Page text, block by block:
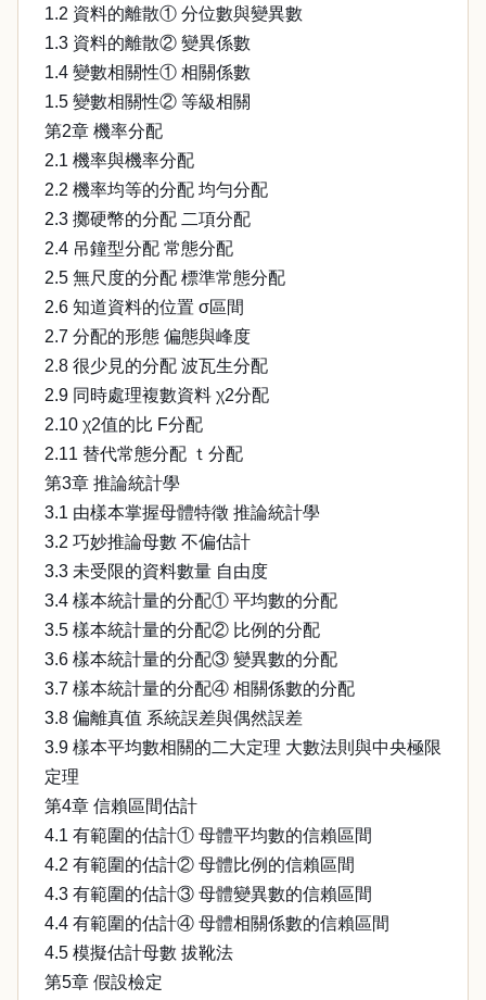
1.2 資料的離散① 分位數與變異數
1.3 資料的離散② 變異係數
1.4 變數相關性① 相關係數
1.5 變數相關性② 等級相關
第2章 機率分配
2.1 機率與機率分配
2.2 機率均等的分配 均勻分配
2.3 擲硬幣的分配 二項分配
2.4 吊鐘型分配 常態分配
2.5 無尺度的分配 標準常態分配
2.6 知道資料的位置 σ區間
2.7 分配的形態 偏態與峰度
2.8 很少見的分配 波瓦生分配
2.9 同時處理複數資料 χ2分配
2.10 χ2值的比 F分配
2.11 替代常態分配 ｔ分配
第3章 推論統計學
3.1 由樣本掌握母體特徵 推論統計學
3.2 巧妙推論母數 不偏估計
3.3 未受限的資料數量 自由度
3.4 樣本統計量的分配① 平均數的分配
3.5 樣本統計量的分配② 比例的分配
3.6 樣本統計量的分配③ 變異數的分配
3.7 樣本統計量的分配④ 相關係數的分配
3.8 偏離真值 系統誤差與偶然誤差
3.9 樣本平均數相關的二大定理 大數法則與中央極限
定理
第4章 信賴區間估計
4.1 有範圍的估計① 母體平均數的信賴區間
4.2 有範圍的估計② 母體比例的信賴區間
4.3 有範圍的估計③ 母體變異數的信賴區間
4.4 有範圍的估計④ 母體相關係數的信賴區間
4.5 模擬估計母數 拔靴法
第5章 假設檢定